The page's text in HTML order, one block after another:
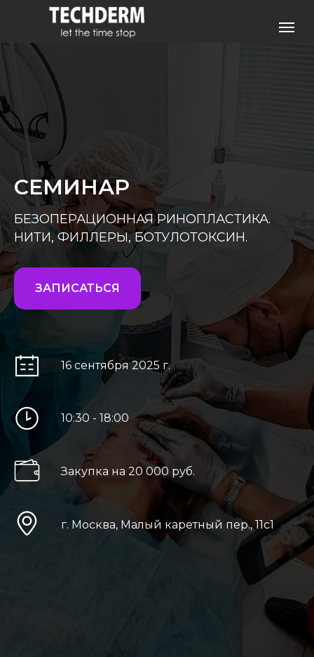
СЕМИНАР
БЕЗОПЕРАЦИОННАЯ РИНОПЛАСТИКА.
НИТИ, ФИЛЛЕРЫ, БОТУЛОТОКСИН.
ЗАПИСАТЬСЯ
16 сентября 2025 г.
10:30 - 18:00
Закупка на 20 000 руб.
г. Москва, Малый каретный пер., 11с1